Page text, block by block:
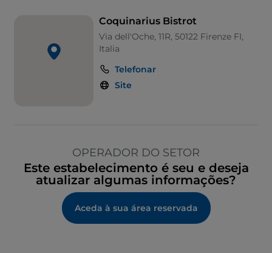
Coquinarius Bistrot
Via dell'Oche, 11R, 50122 Firenze FI,
Italia
Telefonar
Site
OPERADOR DO SETOR
Este estabelecimento é seu e deseja
atualizar algumas informações?
Aceda à sua área reservada